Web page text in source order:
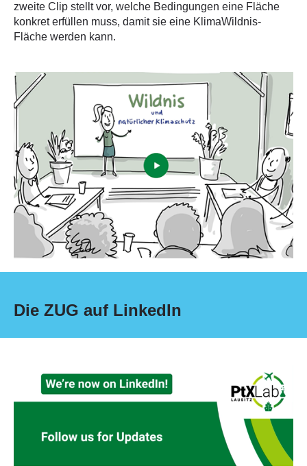
zweite Clip stellt vor, welche Bedingungen eine Fläche
konkret erfüllen muss, damit sie eine KlimaWildnis-
Fläche werden kann.
Die ZUG auf LinkedIn